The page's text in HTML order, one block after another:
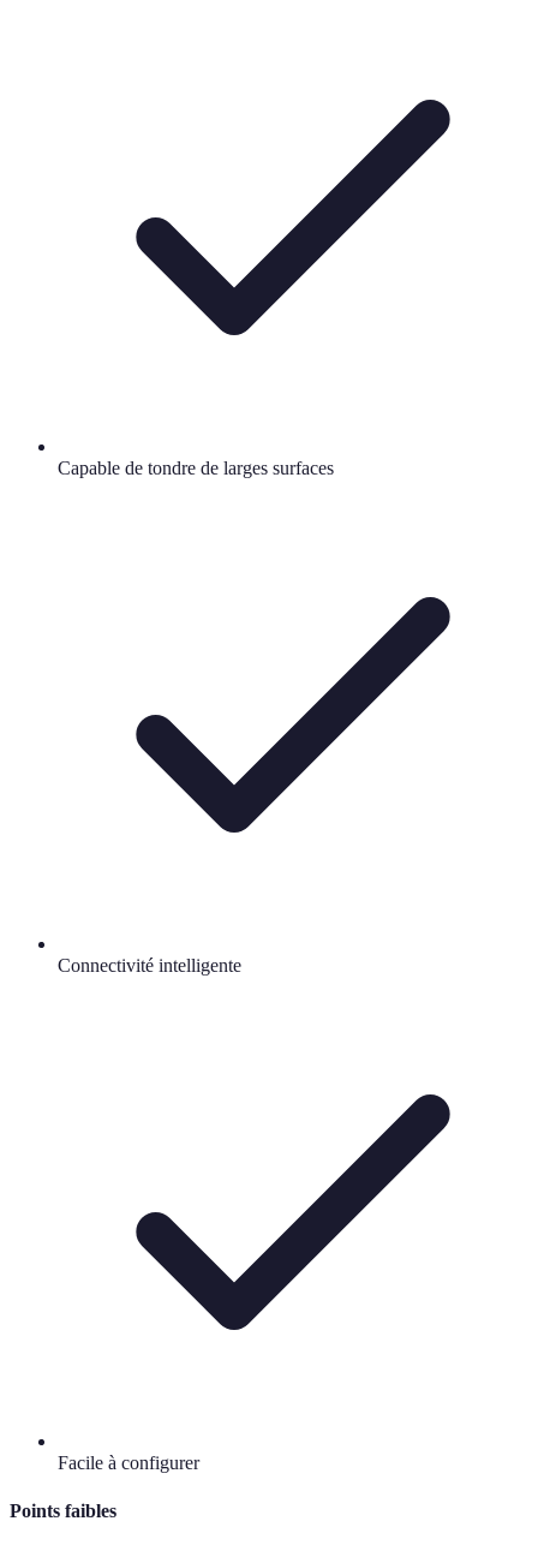
Capable de tondre de larges surfaces
Connectivité intelligente
Facile à configurer
Points faibles